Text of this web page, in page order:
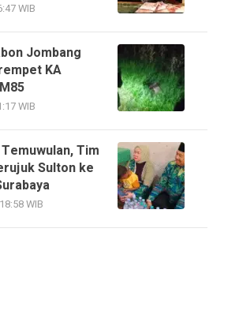
WIB
Jombang
KA
WIB
Tim
Sulton ke
WIB